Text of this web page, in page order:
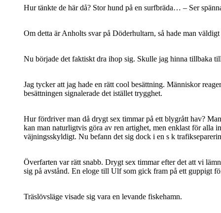
Hur tänkte de här då? Stor hund på en surfbräda… – Ser
Om detta är Anholts svar på Döderhultarn, så hade man
Nu började det faktiskt dra ihop sig. Skulle jag hinna tillbaka
Jag tycker att jag hade en rätt cool besättning. Människor
besättningen signalerade det istället trygghet.
Hur fördriver man då drygt sex timmar på ett blygrått hav?
kan man naturligtvis göra av ren artighet, men enklast för alla
väjningsskyldigt. Nu befann det sig dock i en s k
Överfarten var rätt snabb. Drygt sex timmar efter det att vi
sig på avstånd. En eloge till Ulf som gick fram på ett guppigt
Träslövsläge visade sig vara en levande fiskehamn.